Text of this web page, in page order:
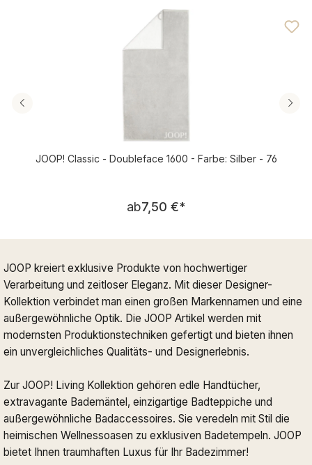
Durchschnittliche Bewertung von 4.64 von 5 Sternen
JOOP! Classic - Doubleface 1600 - Farbe: Silber - 76
Regulärer Preis:
ab7,50 €*
JOOP kreiert exklusive Produkte von hochwertiger
Verarbeitung und zeitloser Eleganz. Mit dieser Designer-
Kollektion verbindet man einen großen Markennamen und eine
außergewöhnliche Optik. Die JOOP Artikel werden mit
modernsten Produktionstechniken gefertigt und bieten ihnen
ein unvergleichliches Qualitäts- und Designerlebnis.
Zur JOOP! Living Kollektion gehören edle Handtücher,
extravagante Bademäntel, einzigartige Badteppiche und
außergewöhnliche Badaccessoires. Sie veredeln mit Stil die
heimischen Wellnessoasen zu exklusiven Badetempeln. JOOP
bietet Ihnen traumhaften Luxus für Ihr Badezimmer!